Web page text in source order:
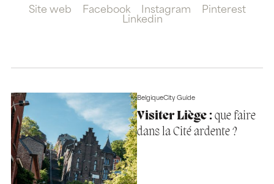
Site web Facebook Instagram
Pinterest
Linkedin
BelgiqueCity Guide
Visiter Liège :que faire
dans la Cité ardente ?